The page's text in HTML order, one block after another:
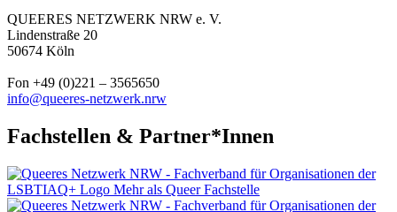
QUEERES NETZWERK NRW e. V.
Lindenstraße 20
50674 Köln
Fon +49 (0)221 – 3565650
info@queeres-netzwerk.nrw
Fachstellen & Partner*Innen